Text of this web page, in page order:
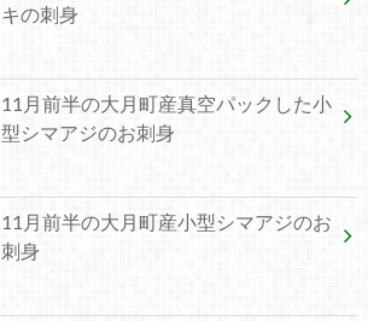
キの刺身
11月前半の大月町産真空パックした小
型シマアジのお刺身
11月前半の大月町産小型シマアジのお
刺身